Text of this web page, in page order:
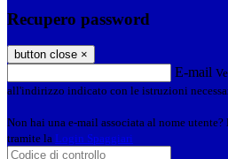
Recupero password
button close ×
E-mail
all'indirizzo indicato con le istruzioni
Non hai una e-mail associata al nome
tramite la Login Spaggiari